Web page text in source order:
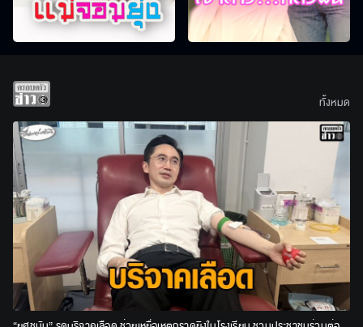
ทั้งหมด